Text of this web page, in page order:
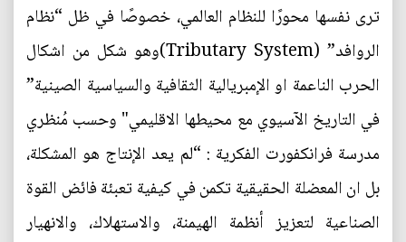
ترى نفسها محورًا للنظام العالمي، خصوصًا في ظل “نظام
الروافد” (Tributary System)وهو شكل من اشكال
الحرب الناعمة او الإمبريالية الثقافية والسياسية الصينية”
في التاريخ الآسيوي مع محيطها الاقليمي" وحسب مُنظري
مدرسة فرانكفورت الفكرية : ‏‎“لم يعد الإنتاج هو المشكلة،
بل ان المعضلة الحقيقية تكمن في كيفية تعبئة فائض القوة
الصناعية لتعزيز أنظمة الهيمنة، والاستهلاك، والانهيار